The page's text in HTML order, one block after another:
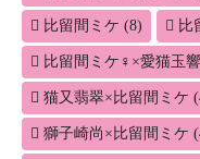
比留間ミケ (8) 比
比留間ミケ♀×愛猫玉
猫又翡翠×比留間ミケ
獅子崎尚×比留間ミケ